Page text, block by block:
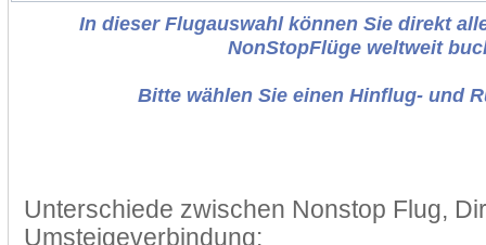
In dieser Flugauswahl können Sie direkt
NonStopFlüge weltweit
Bitte wählen Sie einen Hinflug- und
Unterschiede zwischen Nonstop Flug,
Umsteigeverbindung: